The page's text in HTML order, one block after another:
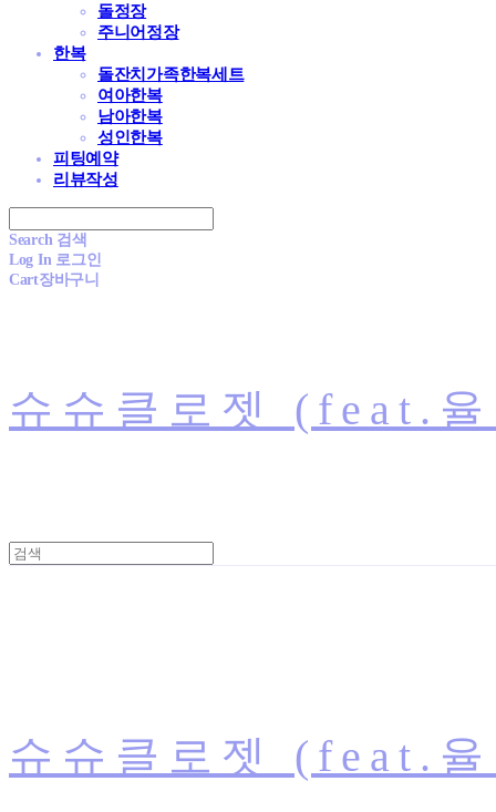
돌정장
주니어정장
한복
돌잔치가족한복세트
여아한복
남아한복
성인한복
피팅예약
리뷰작성
Search 검색
Log In 로그인
Cart장바구니
슈슈클로젯 (feat.
슈슈클로젯 (feat.